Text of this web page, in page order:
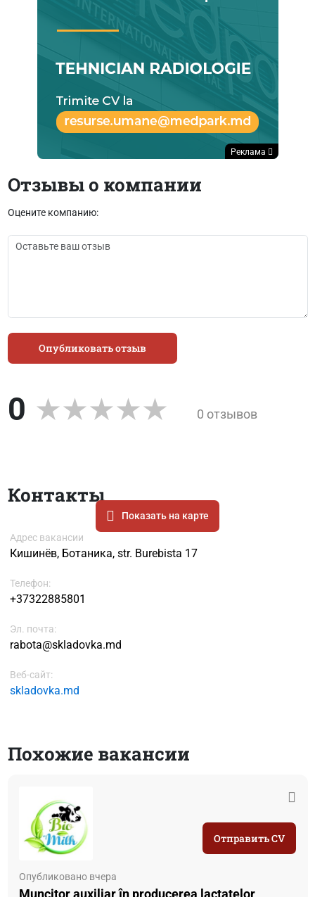
Реклама
Отзывы о компании
Оцените компанию:
Опубликовать отзыв
0 0 отзывов
Контакты
Показать на карте
Адрес вакансии
Кишинёв, Ботаника, str. Burebista 17
Телефон:
+37322885801
Эл. почта:
rabota@skladovka.md
Веб-сайт:
skladovka.md
Похожие вакансии
Опубликовано вчера
Muncitor auxiliar în producerea lactatelor
Отправить CV